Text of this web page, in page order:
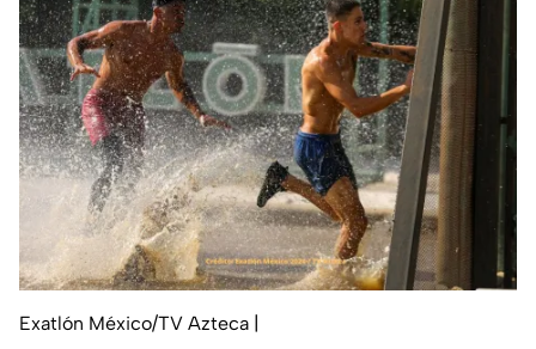
Exatlón México/TV Azteca